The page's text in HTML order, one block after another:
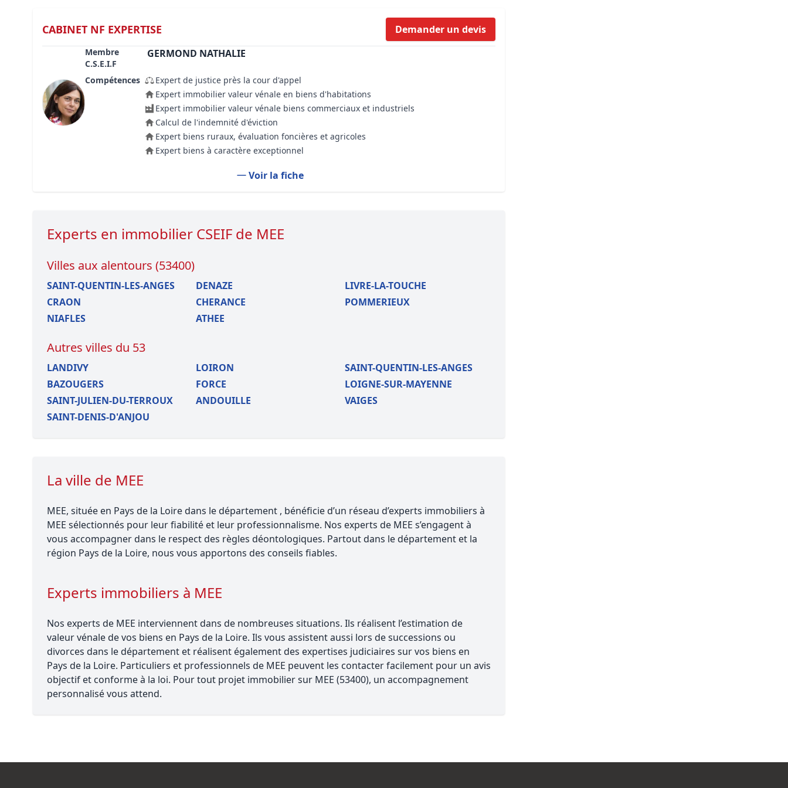
Formation règles d’urbanisme
CABINET NF EXPERTISE Demander un devis
Membre
C.S.E.I.F
GERMOND NATHALIE
Compétences
Expert de justice près la cour d'appel
Expert immobilier valeur vénale en biens d'habitations
Expert immobilier valeur vénale biens commerciaux et industriels
Calcul de l'indemnité d'éviction
Expert biens ruraux, évaluation foncières et agricoles
Expert biens à caractère exceptionnel
Voir la fiche
Experts en immobilier CSEIF de MEE
Villes aux alentours (53400)
SAINT-QUENTIN-LES-ANGES DENAZE
LIVRE-LA-TOUCHE
CRAON
CHERANCE
POMMERIEUX
NIAFLES
ATHEE
Autres villes du 53
LANDIVY LOIRON
SAINT-QUENTIN-LES-ANGES
BAZOUGERS
FORCE
LOIGNE-SUR-MAYENNE
SAINT-JULIEN-DU-TERROUX
ANDOUILLE
VAIGES
SAINT-DENIS-D'ANJOU
La ville de MEE
MEE, située en Pays de la Loire dans le département , bénéficie d’un réseau d’experts immobiliers à
MEE sélectionnés pour leur fiabilité et leur professionnalisme. Nos experts de MEE s’engagent à
vous accompagner dans le respect des règles déontologiques. Partout dans le département et la
région Pays de la Loire, nous vous apportons des conseils fiables.
Experts immobiliers à MEE
Nos experts de MEE interviennent dans de nombreuses situations. Ils réalisent l’estimation de
valeur vénale de vos biens en Pays de la Loire. Ils vous assistent aussi lors de successions ou
divorces dans le département et réalisent également des expertises judiciaires sur vos biens en
Pays de la Loire. Particuliers et professionnels de MEE peuvent les contacter facilement pour un avis
objectif et conforme à la loi. Pour tout projet immobilier sur MEE (53400), un accompagnement
personnalisé vous attend.